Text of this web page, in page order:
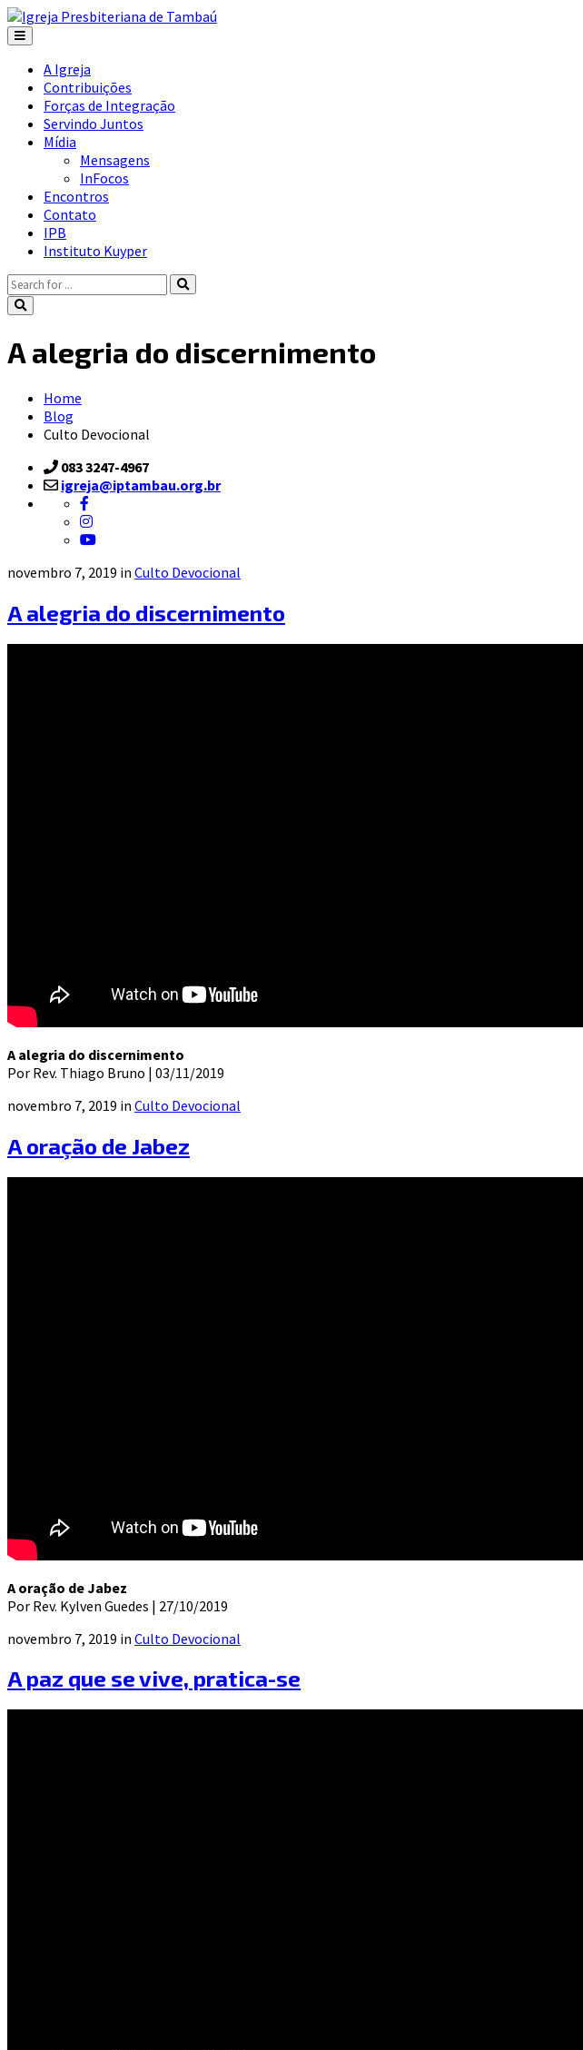
A Igreja
Contribuições
Forças de Integração
Servindo Juntos
Mídia
Mensagens
InFocos
Encontros
Contato
IPB
Instituto Kuyper
A alegria do discernimento
Home
Blog
Culto Devocional
083 3247-4967
igreja@iptambau.org.br
novembro 7, 2019 in Culto Devocional
A alegria do discernimento
A alegria do discernimento
Por Rev. Thiago Bruno | 03/11/2019
novembro 7, 2019 in Culto Devocional
A oração de Jabez
A oração de Jabez
Por Rev. Kylven Guedes | 27/10/2019
novembro 7, 2019 in Culto Devocional
A paz que se vive, pratica-se